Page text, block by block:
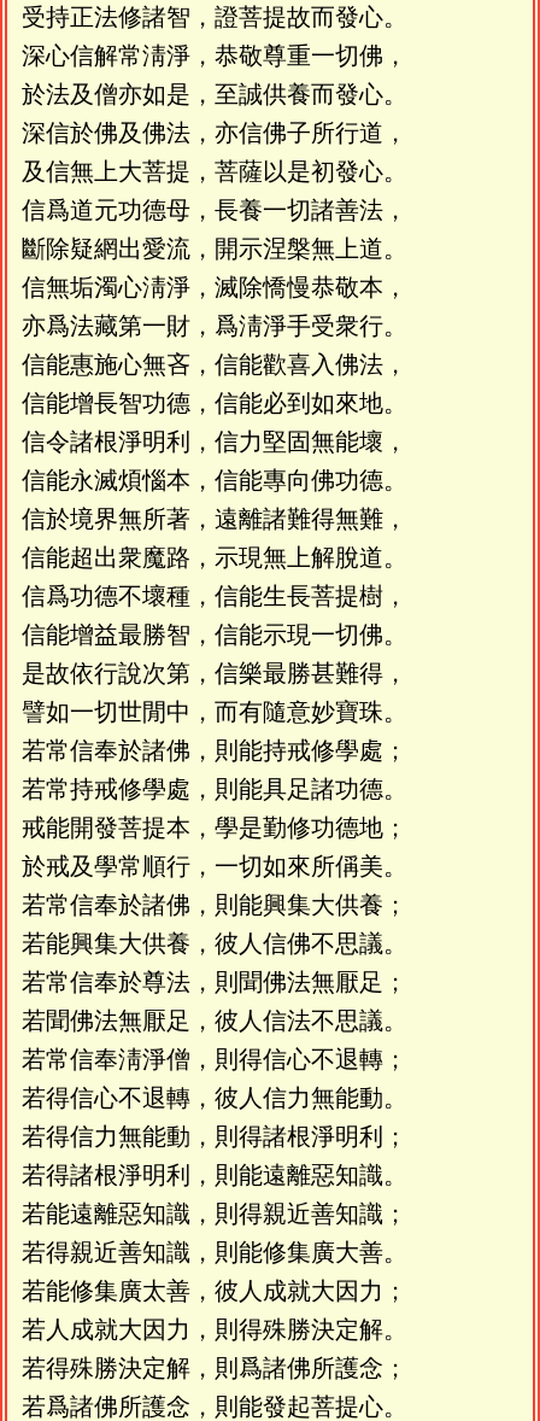
受持正法修諸智，證菩提故而發心。
深心信解常淸淨，恭敬尊重一切佛，
於法及僧亦如是，至誠供養而發心。
深信於佛及佛法，亦信佛子所行道，
及信無上大菩提，菩薩以是初發心。
信爲道元功德母，長養一切諸善法，
斷除疑網出愛流，開示涅槃無上道。
信無垢濁心淸淨，滅除憍慢恭敬本，
亦爲法藏第一財，爲淸淨手受衆行。
信能惠施心無吝，信能歡喜入佛法，
信能增長智功德，信能必到如來地。
信令諸根淨明利，信力堅固無能壞，
信能永滅煩惱本，信能專向佛功德。
信於境界無所著，遠離諸難得無難，
信能超出衆魔路，示現無上解脫道。
信爲功德不壞種，信能生長菩提樹，
信能增益最勝智，信能示現一切佛。
是故依行說次第，信樂最勝甚難得，
譬如一切世閒中，而有隨意妙寶珠。
若常信奉於諸佛，則能持戒修學處；
若常持戒修學處，則能具足諸功德。
戒能開發菩提本，學是勤修功德地；
於戒及學常順行，一切如來所偁美。
若常信奉於諸佛，則能興集大供養；
若能興集大供養，彼人信佛不思議。
若常信奉於尊法，則聞佛法無厭足；
若聞佛法無厭足，彼人信法不思議。
若常信奉淸淨僧，則得信心不退轉；
若得信心不退轉，彼人信力無能動。
若得信力無能動，則得諸根淨明利；
若得諸根淨明利，則能遠離惡知識。
若能遠離惡知識，則得親近善知識；
若得親近善知識，則能修集廣大善。
若能修集廣太善，彼人成就大因力；
若人成就大因力，則得殊勝決定解。
若得殊勝決定解，則爲諸佛所護念；
若爲諸佛所護念，則能發起菩提心。